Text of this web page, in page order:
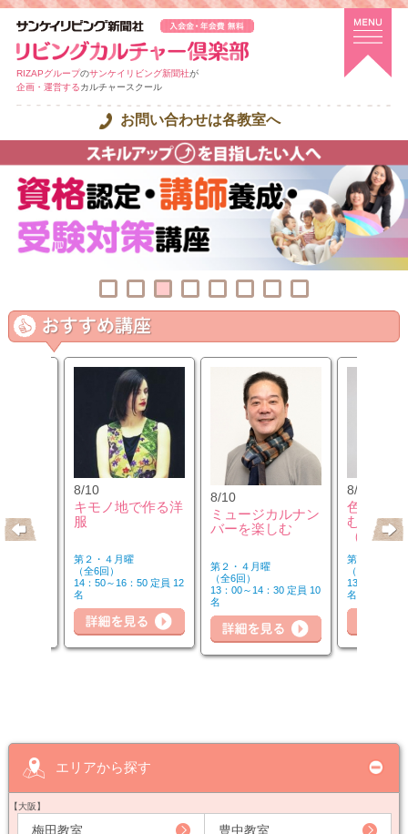
RIZAPグループのサンケイリビング新聞社が
企画・運営するカルチャースクール
お問い合わせは各教室へ
8/10
キモノ地で作る洋
服
第２・４月曜
（全6回）
14：50～16：50 定員 12
名
8/10
ミュージカルナン
バーを楽しむ
第２・４月曜
（全6回）
13：00～14：30 定員 10
名
8/12
色のチカ
むカラー
（第2水
第２水曜
（全3回）
13：00～14
名
詳細を見る 詳細を見る
エリアから探す
【大阪】
梅田教室 豊中教室